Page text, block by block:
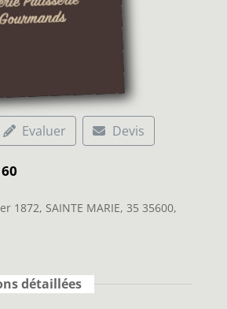
Evaluer Devis
1872, SAINTE MARIE, 35 35600,
détaillées